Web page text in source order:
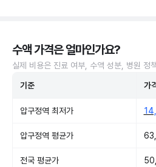
수액 가격은 얼마인가요?
실제 비용은 진료 여부, 수액 성분, 병원 정
기준 가
압구정역 최저가
압구정역 평균가
전국 평균가